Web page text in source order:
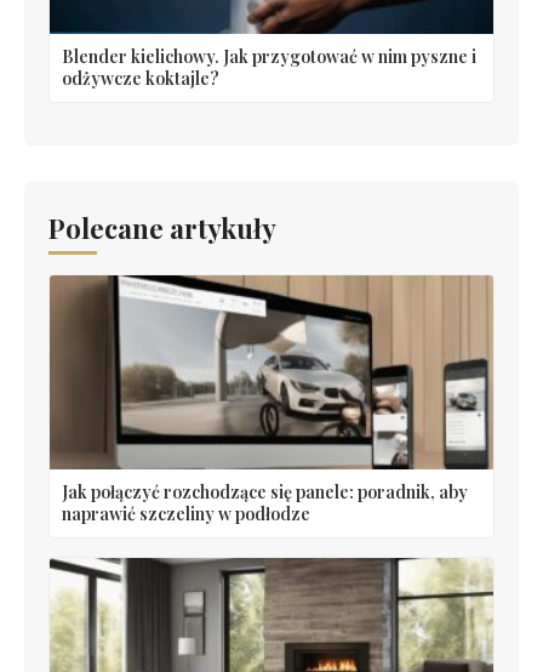
Blender kielichowy. Jak przygotować w nim pyszne i
odżywcze koktajle?
Polecane artykuły
Jak połączyć rozchodzące się panele: poradnik, aby
naprawić szczeliny w podłodze